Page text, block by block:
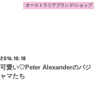
オーストラリアブランド/ショップ
2016.10.18
可愛い♡Peter Alexanderのパジ
ャマたち